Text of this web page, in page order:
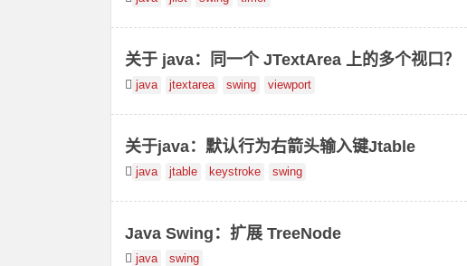
关于 java：同一个 JTextArea 上的多个视口？
java jtextarea swing viewport
关于java：默认行为右箭头输入键Jtable
java jtable keystroke swing
Java Swing：扩展 TreeNode
java swing